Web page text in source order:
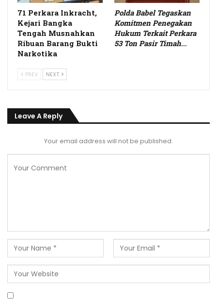
71 Perkara Inkracht,
Kejari Bangka
Tengah Musnahkan
Ribuan Barang Bukti
Narkotika
Polda Babel Tegaskan
Komitmen Penegakan
Hukum Terkait Perkara
53 Ton Pasir Timah…
PREV NEXT
Leave A Reply
Your email address will not be published.